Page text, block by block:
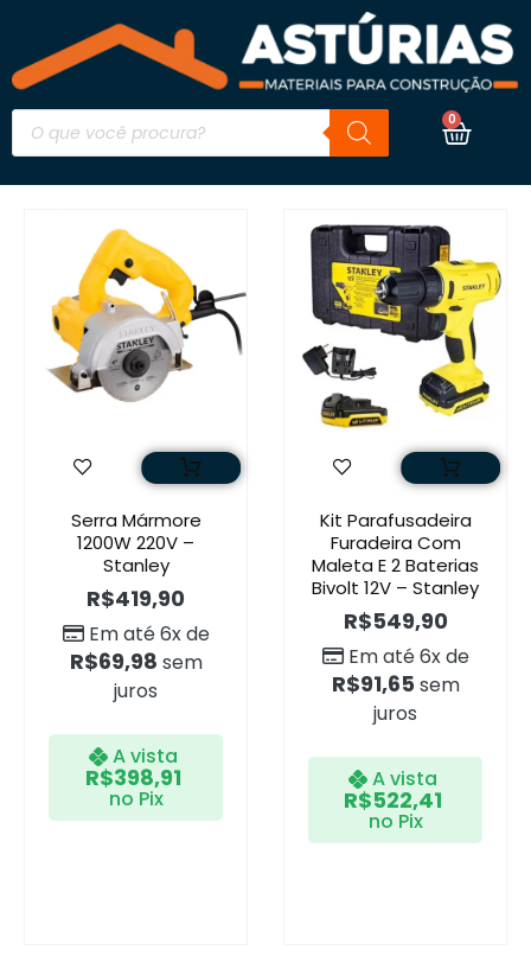
0
Serra Mármore
1200W 220V –
Stanley
R$419,90
Em até 6x de
R$69,98 sem
juros
A vista
R$398,91
no Pix
Kit Parafusadeira
Furadeira Com
Maleta E 2 Baterias
Bivolt 12V – Stanley
R$549,90
Em até 6x de
R$91,65 sem
juros
A vista
R$522,41
no Pix